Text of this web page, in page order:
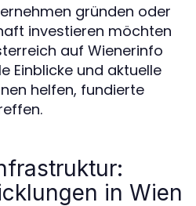
gründen oder
investieren möchten
auf Wienerinfo
Einblicke und aktuelle
helfen, fundierte
in Wien